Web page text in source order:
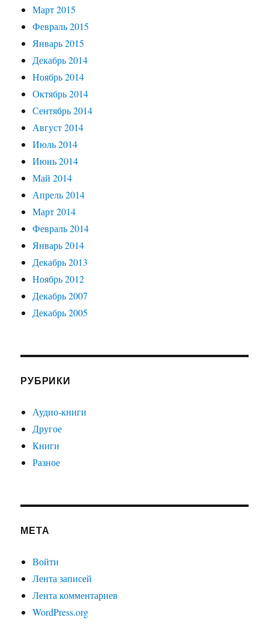
Март 2015
Февраль 2015
Январь 2015
Декабрь 2014
Ноябрь 2014
Октябрь 2014
Сентябрь 2014
Август 2014
Июль 2014
Июнь 2014
Май 2014
Апрель 2014
Март 2014
Февраль 2014
Январь 2014
Декабрь 2013
Ноябрь 2012
Декабрь 2007
Декабрь 2005
РУБРИКИ
Аудио-книги
Другое
Книги
Разное
МЕТА
Войти
Лента записей
Лента комментариев
WordPress.org